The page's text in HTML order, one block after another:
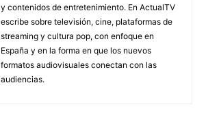
y contenidos de entretenimiento. En ActualTV
escribe sobre televisión, cine, plataformas de
streaming y cultura pop, con enfoque en
España y en la forma en que los nuevos
formatos audiovisuales conectan con las
audiencias.